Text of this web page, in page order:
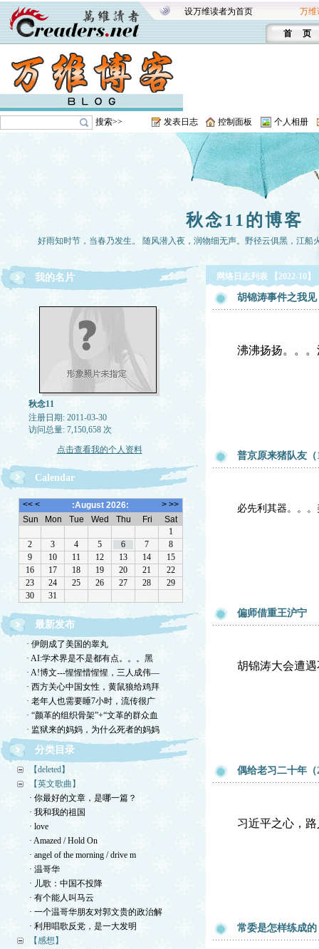
设万维读者为首页 万维
首 页
搜索>> 发表日志 控制面板 个人相册
秋念11的博客
好雨知时节，当春乃发生。 随风潜入夜，润物细无声。野径云俱黑，江船
我的名片
秋念11
注册日期: 2011-03-30
访问总量: 7,150,658 次
点击查看我的个人资料
Calendar
最新发布
· 伊朗成了美国的睾丸
· AI:学术界是不是都有点。。。黑
· A!博文---惺惺惜惺惺，三人成伟—
· 西方关心中国女性，黄鼠狼给鸡拜
· 老年人也需要睡7小时，流传很广
· “颜革的组织骨架”+“文革的群众血
· 监狱来的妈妈，为什么死者的妈妈
分类目录
【deleted】
【英文歌曲】
· 你最好的文章，是哪一篇？
· 我和我的祖国
· love
· Amazed / Hold On
· angel of the morning / drive m
· 温哥华
· 儿歌：中国不投降
· 有个能人叫马云
· 一个温哥华朋友对郭文贵的政治解
· 利用唱歌反党，是一大发明
【感想】
网络日志列表 【2022-10】
胡锦涛事件之我见
沸沸扬扬。。
普京原来猪队友
必先利其器。。
偏师借重王沪宁
胡锦涛大会遭
偶给老习二十年
习近平之心，
常委是怎样练成的